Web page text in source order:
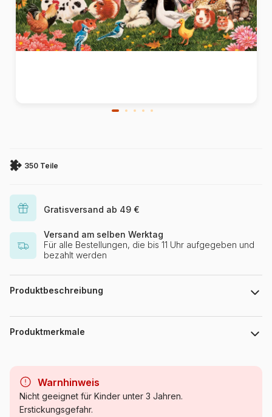
350 Teile
Gratisversand ab 49 €
Versand am selben Werktag
Für alle Bestellungen, die bis 11 Uhr aufgegeben und
bezahlt werden
Produktbeschreibung
William Vanderdasson
Produktmerkmale
Kategorie Puzzle - Tiere vom Bauernhof
Warnhinweis
Nicht geeignet für Kinder unter 3 Jahren.
Erstickungsgefahr.